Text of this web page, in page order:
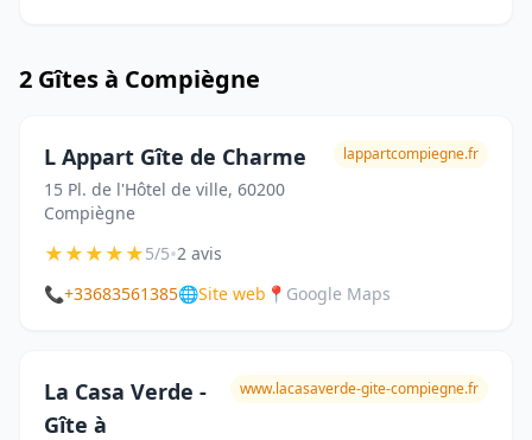
2 Gîtes à Compiègne
L Appart Gîte de Charme
15 Pl. de l'Hôtel de ville, 60200
Compiègne
lappartcompiegne.fr
★★★★★5/5•2 avis
📞+33683561385🌐Site web 📍 Google Maps
La Casa Verde -
Gîte à
www.lacasaverde-gite-compiegne.fr